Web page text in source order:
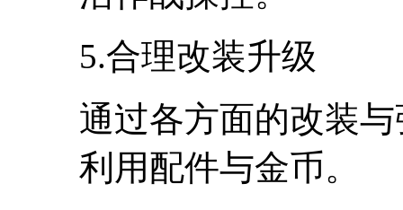
5.合理改装升级
通过各方面的改装
利用配件与金币。